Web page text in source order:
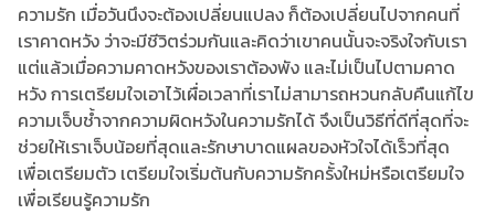
ความรัก เมื่อวันนึงจะต้องเปลี่ยนแปลง ก็ต้องเปลี่ยนไปจากคนที่
เราคาดหวัง ว่าจะมีชีวิตร่วมกันและคิดว่าเขาคนนั้นจะจริงใจกับเรา
แต่แล้วเมื่อความคาดหวังของเราต้องพัง และไม่เป็นไปตามคาด
หวัง การเตรียมใจเอาไว้เผื่อเวลาที่เราไม่สามารถหวนกลับคืนแก้ไข
ความเจ็บช้ำจากความผิดหวังในความรักได้ จึงเป็นวิธีที่ดีที่สุดที่จะ
ช่วยให้เราเจ็บน้อยที่สุดและรักษาบาดแผลของหัวใจได้เร็วที่สุด
เพื่อเตรียมตัว เตรียมใจเริ่มต้นกับความรักครั้งใหม่หรือเตรียมใจ
เพื่อเรียนรู้ความรัก